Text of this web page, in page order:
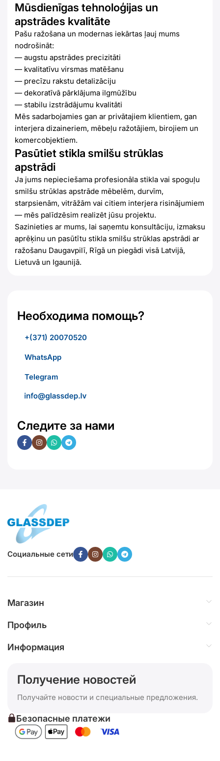
Mūsdienīgas tehnoloģijas un
apstrādes kvalitāte
Pašu ražošana un modernas iekārtas ļauj mums
nodrošināt:
— augstu apstrādes precizitāti
— kvalitatīvu virsmas matēšanu
— precīzu rakstu detalizāciju
— dekoratīvā pārklājuma ilgmūžību
— stabilu izstrādājumu kvalitāti
Mēs sadarbojamies gan ar privātajiem klientiem, gan
interjera dizaineriem, mēbeļu ražotājiem, birojiem un
komercobjektiem.
Pasūtiet stikla smilšu strūklas
apstrādi
Ja jums nepieciešama profesionāla stikla vai spoguļu
smilšu strūklas apstrāde mēbelēm, durvīm,
starpsienām, vitrāžām vai citiem interjera risinājumiem
— mēs palīdzēsim realizēt jūsu projektu.
Sazinieties ar mums, lai saņemtu konsultāciju, izmaksu
aprēķinu un pasūtītu stikla smilšu strūklas apstrādi ar
ražošanu Daugavpilī, Rīgā un piegādi visā Latvijā,
Lietuvā un Igaunijā.
Необходима помощь?
+(371) 20070520
WhatsApp
Telegram
Следите за нами
Социальные сети
Магазин
Профиль
Информация
Получение новостей
Получайте новости и специальные предложения.
Безопасные платежи